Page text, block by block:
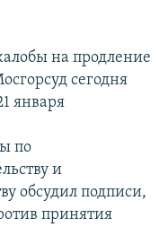
на продление
сегодня
января
по
и
обсудил подписи,
принятия